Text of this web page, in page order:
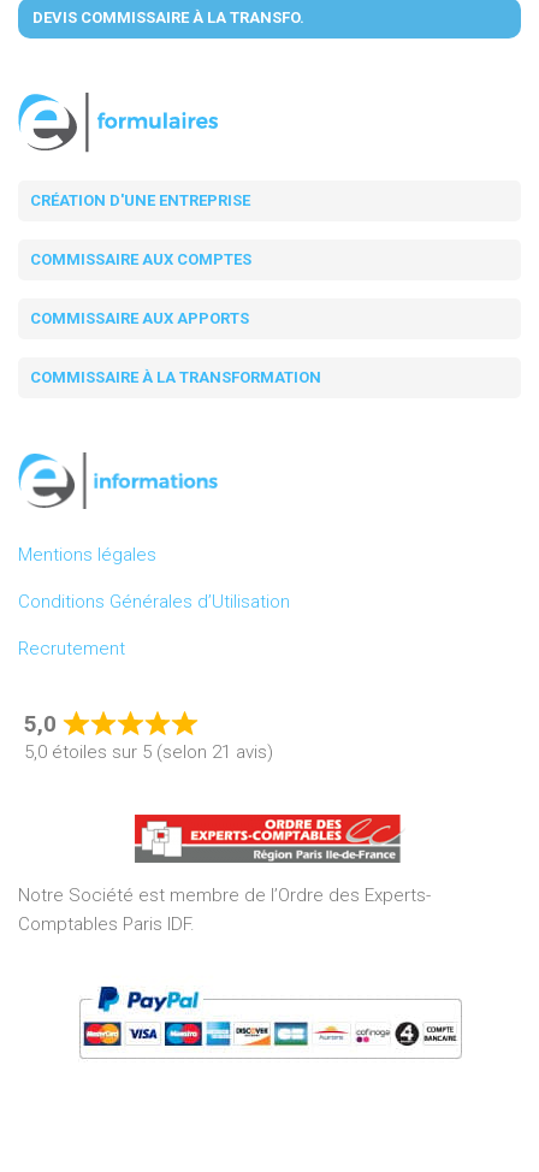
DEVIS COMMISSAIRE À LA TRANSFO.
CRÉATION D'UNE ENTREPRISE
COMMISSAIRE AUX COMPTES
COMMISSAIRE AUX APPORTS
COMMISSAIRE À LA TRANSFORMATION
Mentions légales
Conditions Générales d’Utilisation
Recrutement
5,0
Rated
of
5
5,0 étoiles sur 5 (selon 21 avis)
Notre Société est membre de l’Ordre des Experts-
Comptables Paris IDF.